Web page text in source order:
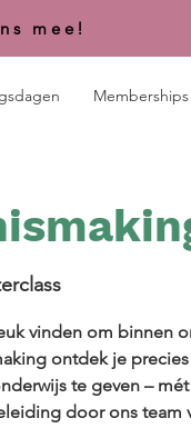
mee!
Memberships
vinden om binnen
ontdek je
te geven –
door ons team